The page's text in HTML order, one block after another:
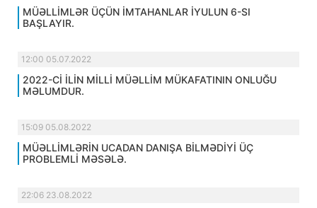
MÜƏLLİMLƏR ÜÇÜN İMTAHANLAR İYULUN 6-SI
BAŞLAYIR.
12:00 05.07.2022
2022-Cİ İLİN MİLLİ MÜƏLLİM MÜKAFATININ ONLUĞU
MƏLUMDUR.
15:09 05.08.2022
MÜƏLLİMLƏRİN UCADAN DANIŞA BİLMƏDİYİ ÜÇ
PROBLEMLİ MƏSƏLƏ.
22:06 23.08.2022